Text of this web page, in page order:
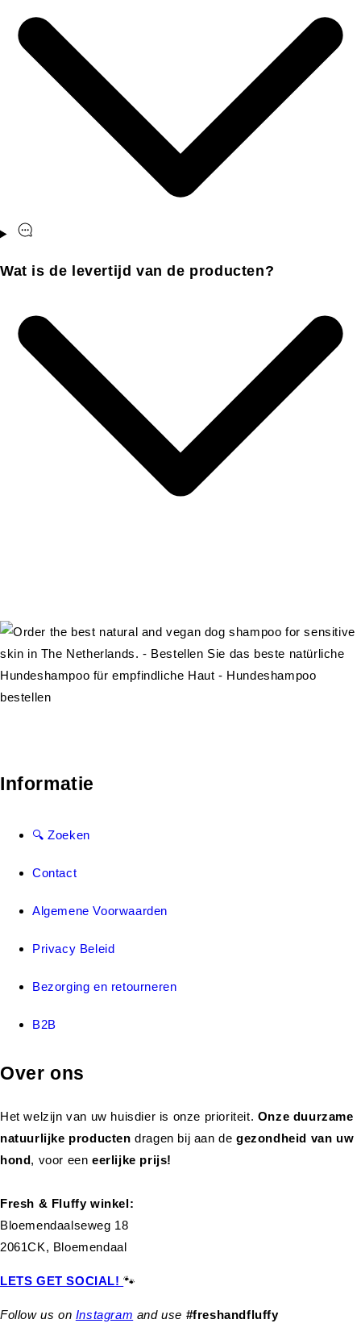
Wat is de levertijd van de producten?
Informatie
🔍 Zoeken
Contact
Algemene Voorwaarden
Privacy Beleid
Bezorging en retourneren
B2B
Over ons
Het welzijn van uw huisdier is onze prioriteit. Onze duurzame
natuurlijke productendragen bij aan de gezondheid van uw
hond, voor eeneerlijke prijs!
Fresh & Fluffy winkel:
Bloemendaalseweg 18
2061CK, Bloemendaal
LETS GET SOCIAL!🐾
Follow us on Instagram and use #freshandfluffy